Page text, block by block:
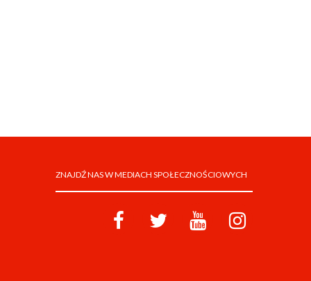
ZNAJDŹ NAS W MEDIACH SPOŁECZNOŚCIOWYCH